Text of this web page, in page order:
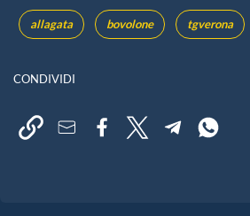
allagata bovolone tgverona
CONDIVIDI